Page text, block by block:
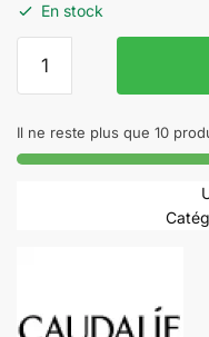
En stock
–
Premier
mL
Il ne reste plus que 10